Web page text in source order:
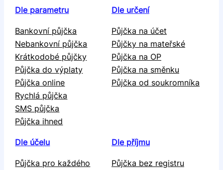
Dle parametru
Bankovní půjčka
Nebankovní půjčka
Krátkodobé půjčky
Půjčka do výplaty
Půjčka online
Rychlá půjčka
SMS půjčka
Půjčka ihned
Dle určení
Půjčka na účet
Půjčky na mateřské
Půjčka na OP
Půjčka na směnku
Půjčka od soukromníka
Dle účelu
Půjčka pro každého
Dle příjmu
Půjčka bez registru